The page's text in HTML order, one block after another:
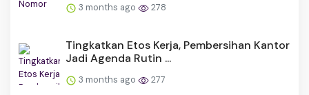
3 months ago 278
Tingkatkan Etos Kerja, Pembersihan Kantor
Jadi Agenda Rutin ...
3 months ago 277